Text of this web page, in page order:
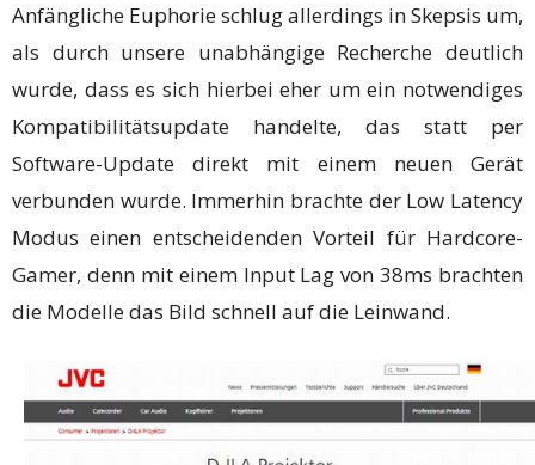
Anfängliche Euphorie schlug allerdings in Skepsis um,
als durch unsere unabhängige Recherche deutlich
wurde, dass es sich hierbei eher um ein notwendiges
Kompatibilitätsupdate handelte, das statt per
Software-Update direkt mit einem neuen Gerät
verbunden wurde. Immerhin brachte der Low Latency
Modus einen entscheidenden Vorteil für Hardcore-
Gamer, denn mit einem Input Lag von 38ms brachten
die Modelle das Bild schnell auf die Leinwand.